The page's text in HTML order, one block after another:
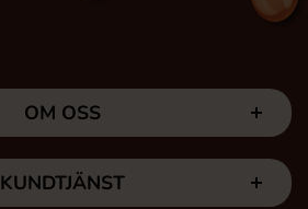
OM OSS
KUNDTJÄNST